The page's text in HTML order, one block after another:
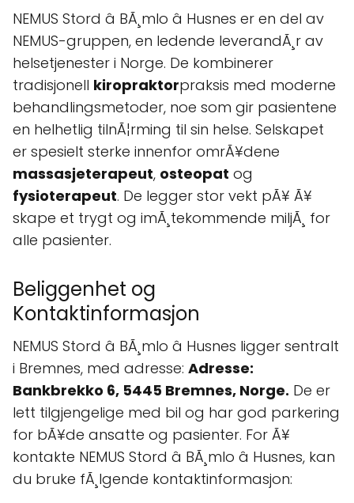
NEMUS Stord â BÃ¸mlo â Husnes er en del av
NEMUS-gruppen, en ledende leverandÃ¸r av
helsetjenester i Norge. De kombinerer
tradisjonell kiropraktorpraksis med moderne
behandlingsmetoder, noe som gir pasientene
en helhetlig tilnÃ¦rming til sin helse. Selskapet
er spesielt sterke innenfor omrÃ¥dene
massasjeterapeut, osteopat og
fysioterapeut. De legger stor vekt pÃ¥ Ã¥
skape et trygt og imÃ¸tekommende miljÃ¸ for
alle pasienter.
Beliggenhet og
Kontaktinformasjon
NEMUS Stord â BÃ¸mlo â Husnes ligger sentralt
i Bremnes, med adresse: Adresse:
Bankbrekko 6, 5445 Bremnes, Norge. De er
lett tilgjengelige med bil og har god parkering
for bÃ¥de ansatte og pasienter. For Ã¥
kontakte NEMUS Stord â BÃ¸mlo â Husnes, kan
du bruke fÃ¸lgende kontaktinformasjon: